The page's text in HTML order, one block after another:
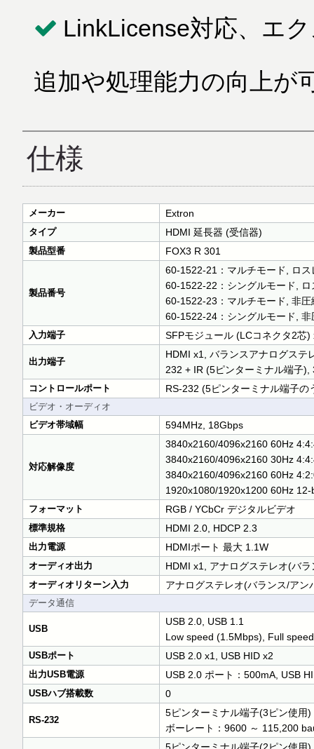
LinkLicense対応、エ
追加や処理能力の向上が
仕様
メーカー Extron
タイプ HDMI 延長器 (受信器)
製品型番 FOX3 R 301
製品番号
60-1522-21：マルチモード, ロ
60-1522-22：シングルモード,
60-1522-23：マルチモード, 非
60-1522-24：シングルモード,
入力端子 SFPモジュール (LCコネクタ2芯
出力端子
HDMI x1, バランスアナログステ
232 + IR (5ピンターミナル端子
コントロールポート RS-232 (5ピンターミナル端子
ビデオ・オーディオ
ビデオ帯域幅
594MHz, 18Gbps
対応解像度
3840x2160/4096x2160 60Hz
3840x2160/4096x2160 30Hz
3840x2160/4096x2160 60Hz
1920x1080/1920x1200 60Hz 12-
フォーマット RGB / YCbCr デジタルビデオ
標準規格 HDMI 2.0, HDCP 2.3
出力電源 HDMIポート 最大 1.1W
オーディオ出力 HDMI x1, アナログステレオ(バ
オーディオリターン入力 アナログステレオ(バランス/アン
データ通信
USB
USB 2.0, USB 1.1
Low speed (1.5Mbps), Full
USBポート USB 2.0 x1, USB HID x2
出力USB電源 USB 2.0 ポート：500mA, USB
USBハブ搭載数 0
RS-232
5ピンターミナル端子(3ピン使用)
ボーレート：9600 ～ 115,200